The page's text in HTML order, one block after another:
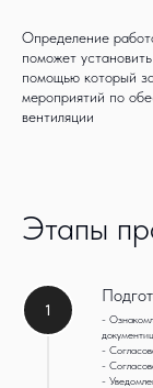
Определение
поможет
помощью который
мероприятий по
вентиляции
Этапы
1
-
-
-
-